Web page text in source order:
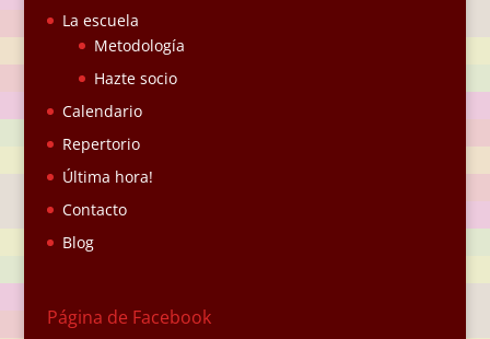
La escuela
Metodología
Hazte socio
Calendario
Repertorio
Última hora!
Contacto
Blog
Página de Facebook